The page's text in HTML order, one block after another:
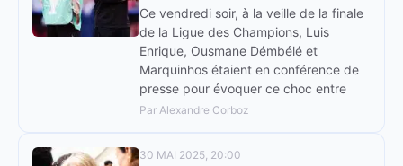
Ce vendredi soir, à la veille de la finale
de la Ligue des Champions, Luis
Enrique, Ousmane Démbélé et
Marquinhos étaient en conférence de
presse pour évoquer ce choc entre
Par Alexandre Corboz
30 MAI 2025, 20:00